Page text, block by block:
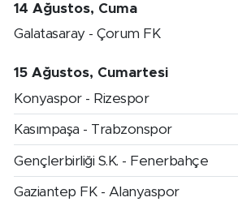
14 Ağustos, Cuma
Galatasaray - Çorum FK
15 Ağustos, Cumartesi
Konyaspor - Rizespor
Kasımpaşa - Trabzonspor
Gençlerbirliği S.K. - Fenerbahçe
Gaziantep FK - Alanyaspor